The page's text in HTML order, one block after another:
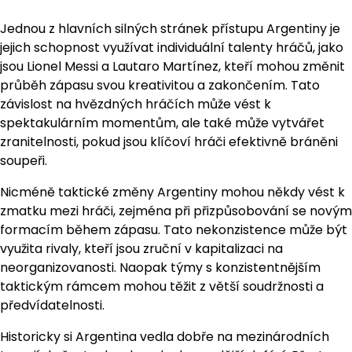
Jednou z hlavních silných stránek přístupu Argentiny je
jejich schopnost využívat individuální talenty hráčů, jako
jsou Lionel Messi a Lautaro Martínez, kteří mohou změnit
průběh zápasu svou kreativitou a zakončením. Tato
závislost na hvězdných hráčích může vést k
spektakulárním momentům, ale také může vytvářet
zranitelnosti, pokud jsou klíčoví hráči efektivně bráněni
soupeři.
Nicméně taktické změny Argentiny mohou někdy vést k
zmatku mezi hráči, zejména při přizpůsobování se novým
formacím během zápasu. Tato nekonzistence může být
využita rivaly, kteří jsou zruční v kapitalizaci na
neorganizovanosti. Naopak týmy s konzistentnějším
taktickým rámcem mohou těžit z větší soudržnosti a
předvídatelnosti.
Historicky si Argentina vedla dobře na mezinárodních